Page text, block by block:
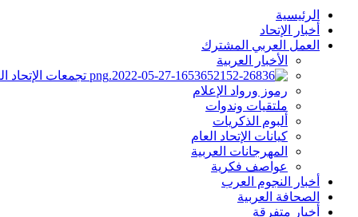
الرئيسية
أخبار الإتحاد
العمل العربي المشترك
الأخبار العربية
تجمعات الإتحاد
رموز ورواد الإعلام
ملتقيات وندوات
ألبوم الذكريات
كيانات الإتحاد العام
المهرجانات العربية
عواصف فكرية
أخبار النجوم العرب
الصحافة العربية
أخبار متفرقة